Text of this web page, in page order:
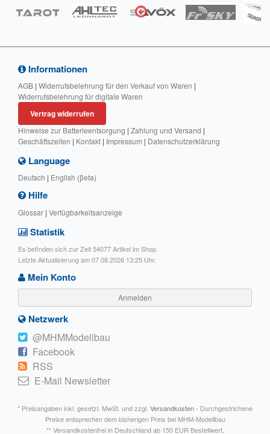
Informationen
AGB | Widerrufsbelehrung für den Verkauf von Waren |
Widerrufsbelehrung für digitale Waren
Vertrag widerrufen
Hinweise zur Batterieentsorgung | Zahlung und Versand |
Geschäftszeiten | Kontakt | Impressum | Datenschutzerklärung
Language
Deutsch | English (βeta)
Hilfe
Glossar | Verfügbarkeitsanzeige
Statistik
Es befinden sich zur Zeit 54077 Artikel im Shop.
Letzte Aktualisierung am 07.08.2026 13:25 Uhr.
Mein Konto
Anmelden
Netzwerk
@MHMModellbau
Facebook
RSS
E-Mail Newsletter
* Preisangaben inkl. gesetzl. MwSt. und zzgl. Versandkosten- Durchgestrichene
Preise entsprechen dem bisherigen Preis bei MHM-Modellbau
** Versandkostenfrei in Deutschland ab 150 EUR Bestellwert.